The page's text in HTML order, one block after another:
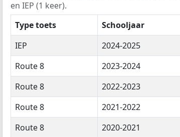
en IEP (1 keer).
Type toets
Schooljaar
IEP
2024-2025
Route 8
2023-2024
Route 8
2022-2023
Route 8
2021-2022
Route 8
2020-2021